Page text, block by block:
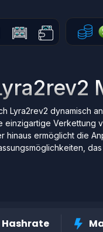
Lyra2rev2 dynamisch
ermöglicht die
Hashrate